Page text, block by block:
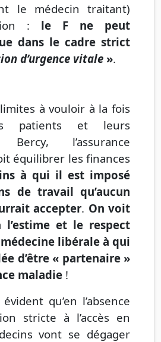
le médecin traitant)
: le F ne peut
dans le cadre strict
d’urgence vitale ».
à vouloir à la fois
patients et leurs
Bercy, l’assurance
équilibrer les finances
à qui il est imposé
de travail qu’aucun
accepter. On voit
l’estime et le respect
libérale à qui
d’être « partenaire »
maladie !
qu’en l’absence
stricte à l’accès en
vont se dégager